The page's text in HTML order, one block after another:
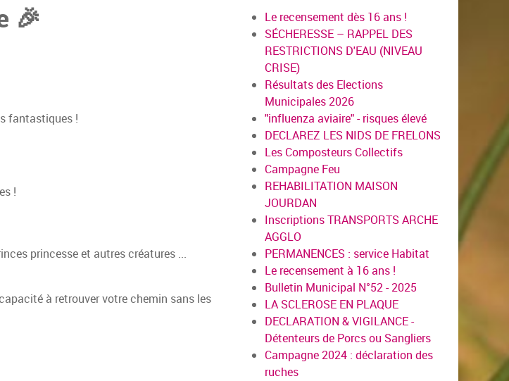
🎉
fantastiques !
!
princesse et autres créatures ...
à retrouver votre chemin sans les
Le recensement dès 16 ans !
SÉCHERESSE – RAPPEL DES
RESTRICTIONS D'EAU (NIVEAU
CRISE)
Résultats des Elections
Municipales 2026
"influenza aviaire" - risques élevé
DECLAREZ LES NIDS DE FRELONS
Les Composteurs Collectifs
Campagne Feu
REHABILITATION MAISON
JOURDAN
Inscriptions TRANSPORTS ARCHE
AGGLO
PERMANENCES : service Habitat
Le recensement à 16 ans !
Bulletin Municipal N°52 - 2025
LA SCLEROSE EN PLAQUE
DECLARATION & VIGILANCE -
Détenteurs de Porcs ou Sangliers
Campagne 2024 : déclaration des
ruches